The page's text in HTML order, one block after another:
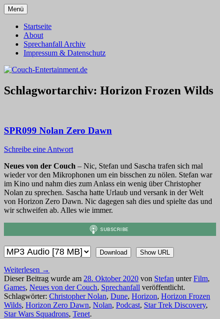
Zum
Inhalt
springen
Couch-Entertainment.de
Menü
Startseite
About
Sprechanfall Archiv
Impressum & Datenschutz
Schlagwortarchiv: Horizon Frozen Wilds
SPR099 Nolan Zero Dawn
Schreibe eine Antwort
Neues von der Couch – Nic, Stefan und Sascha trafen sich mal
wieder vor den Mikrophonen um ein bisschen zu nölen. Stefan war
im Kino und nahm dies zum Anlass ein wenig über Christopher
Nolan zu sprechen. Sascha hatte Urlaub und versank in der Welt
von Horizon Zero Dawn. Nic dagegen sah dies und spielte das und
wir schweifen ab. Alles wie immer.
Download Show URL
Weiterlesen →
Dieser Beitrag wurde am 28. Oktober 2020 von Stefan unterFilm,
Games, Neues von der Couch, Sprechanfall veröffentlicht.
Schlagwörter: Christopher Nolan, Dune, Horizon, Horizon Frozen
Wilds, Horizon Zero Dawn, Nolan, Podcast, Star Trek Discovery,
Star Wars Squadrons, Tenet.